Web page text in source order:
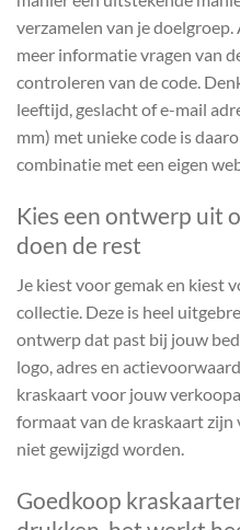
verzamelen van je
meer informatie vragen van
controleren van de code.
leeftijd, geslacht of e-mail
mm) met unieke code is
combinatie met een eigen
Kies een ontwerp uit
doen de rest
Je kiest voor gemak en kiest
collectie. Deze is heel
ontwerp dat past bij jouw
logo, adres en
kraskaart voor jouw
formaat van de kraskaart zijn
niet gewijzigd worden.
Goedkoop